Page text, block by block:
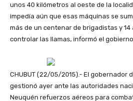
unos 40 kilómetros al oeste de la
impedía aún que esas máquinas se
más de un centenar de brigadistas y
controlar las llamas, informó el
CHUBUT (22/05/2015).- El gobernador
gestionó ayer ante las autoridades
Neuquén refuerzos aéreos para